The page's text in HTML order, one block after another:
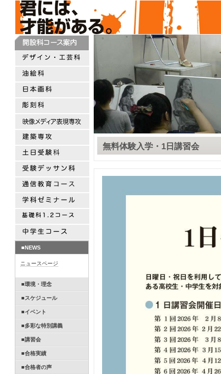
無料体験入学・1日講習会
■NEWS
ニュースページ
■環境・理念
■スケジュール
■イベント
■多彩な特別講義
■講習会
■合格実績
■合格者の声